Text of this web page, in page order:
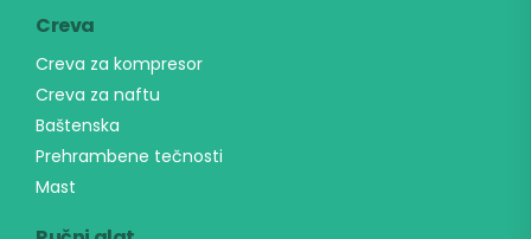
Creva
Creva za kompresor
Creva za naftu
Baštenska
Prehrambene tečnosti
Mast